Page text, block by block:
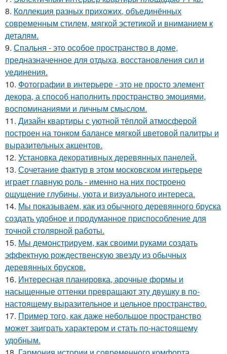
8. Коллекция разных прихожих, объединённых
современным стилем, мягкой эстетикой и вниманием к
деталям.
9. Спальня - это особое пространство в доме,
предназначенное для отдыха, восстановления сил и
уединения.
10. Фотографии в интерьере - это не просто элемент
декора, а способ наполнить пространство эмоциями,
воспоминаниями и личным смыслом.
11. Дизайн квартиры с уютной тёплой атмосферой
построен на тонком балансе мягкой цветовой палитры и
выразительных акцентов.
12. Установка декоративных деревянных панелей.
13. Сочетание фактур в этом московском интерьере
играет главную роль - именно на них построено
ощущение глубины, уюта и визуального интереса.
14. Мы показываем, как из обычного деревянного бруска
создать удобное и продуманное приспособление для
точной столярной работы.
15. Мы демонстрируем, как своими руками создать
эффектную рождественскую звезду из обычных
деревянных брусков.
16. Интересная планировка, арочные формы и
насыщенные оттенки превращают эту двушку в по-
настоящему выразительное и цельное пространство.
17. Пример того, как даже небольшое пространство
может заиграть характером и стать по-настоящему
удобным.